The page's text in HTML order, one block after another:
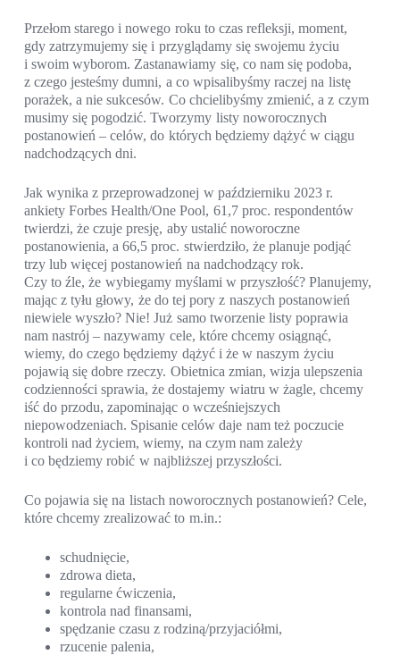
Przełom starego i nowego roku to czas refleksji, moment,
gdy zatrzymujemy się i przyglądamy się swojemu życiu
i swoim wyborom. Zastanawiamy się, co nam się podoba,
z czego jesteśmy dumni, a co wpisalibyśmy raczej na listę
porażek, a nie sukcesów. Co chcielibyśmy zmienić, a z czym
musimy się pogodzić. Tworzymy listy noworocznych
postanowień – celów, do których będziemy dążyć w ciągu
nadchodzących dni.
Jak wynika z przeprowadzonej w październiku 2023 r.
ankiety Forbes Health/One Pool, 61,7 proc. respondentów
twierdzi, że czuje presję, aby ustalić noworoczne
postanowienia, a 66,5 proc. stwierdziło, że planuje podjąć
trzy lub więcej postanowień na nadchodzący rok.
Czy to źle, że wybiegamy myślami w przyszłość? Planujemy,
mając z tyłu głowy, że do tej pory z naszych postanowień
niewiele wyszło? Nie! Już samo tworzenie listy poprawia
nam nastrój – nazywamy cele, które chcemy osiągnąć,
wiemy, do czego będziemy dążyć i że w naszym życiu
pojawią się dobre rzeczy. Obietnica zmian, wizja ulepszenia
codzienności sprawia, że dostajemy wiatru w żagle, chcemy
iść do przodu, zapominając o wcześniejszych
niepowodzeniach. Spisanie celów daje nam też poczucie
kontroli nad życiem, wiemy, na czym nam zależy
i co będziemy robić w najbliższej przyszłości.
Co pojawia się na listach noworocznych postanowień? Cele,
które chcemy zrealizować to m.in.:
schudnięcie,
zdrowa dieta,
regularne ćwiczenia,
kontrola nad finansami,
spędzanie czasu z rodziną/przyjaciółmi,
rzucenie palenia,